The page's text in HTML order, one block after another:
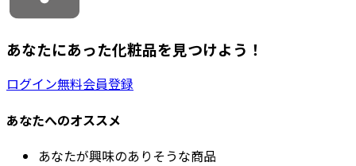
あなたにあった化粧品を見つけよう！
ログイン無料会員登録
あなたへのオススメ
あなたが興味のありそうな商品